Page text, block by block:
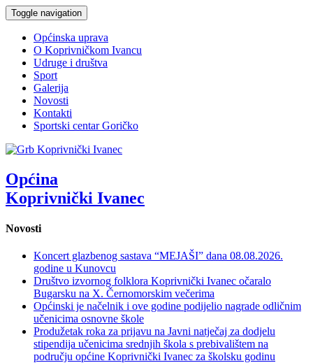
Toggle navigation
Općinska uprava
O Koprivničkom Ivancu
Udruge i društva
Sport
Galerija
Novosti
Kontakti
Sportski centar Goričko
Općina
Koprivnički Ivanec
Novosti
Koncert glazbenog sastava “MEJAŠI” dana 08.08.2026.
godine u Kunovcu
Društvo izvornog folklora Koprivnički Ivanec očaralo
Bugarsku na X. Černomorskim večerima
Općinski je načelnik i ove godine podijelio nagrade odličnim
učenicima osnovne škole
Produžetak roka za prijavu na Javni natječaj za dodjelu
stipendija učenicima srednjih škola s prebivalištem na
području općine Koprivnički Ivanec za školsku godinu